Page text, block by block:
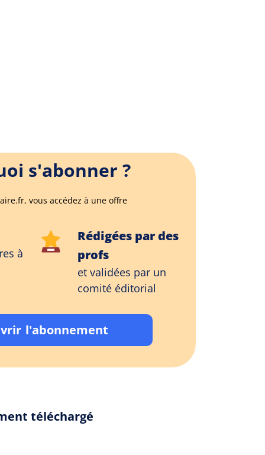
s'abonner ?
vous accédez à une offre
à
Rédigées par des
profs
et validées par un
comité éditorial
l'abonnement
téléchargé